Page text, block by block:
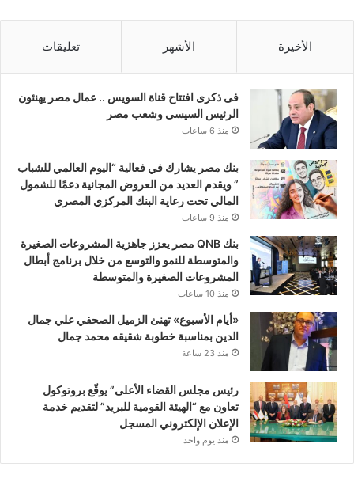
الأخيرة الأشهر تعليقات
فى ذكرى افتتاح قناة السويس .. عمال مصر يهنئون
الرئيس السيسى وشعب مصر
منذ 6 ساعات
بنك مصر يشارك في فعالية “اليوم العالمي للشباب
” ويقدم العديد من العروض المجانية دعمًا للشمول
المالي تحت رعاية البنك المركزي المصري
منذ 9 ساعات
بنك QNB مصر يعزز جاهزية المشروعات الصغيرة
والمتوسطة للنمو والتوسع من خلال برنامج أبطال
المشروعات الصغيرة والمتوسطة
منذ 10 ساعات
«أيام الأسبوع» تهنئ الزميل الصحفي علي جمال
الدين بمناسبة خطوبة شقيقه محمد جمال
منذ 23 ساعة
رئيس مجلس القضاء الأعلى” يوقّع بروتوكول
تعاون مع “الهيئة القومية للبريد” لتقديم خدمة
الإعلان الإلكتروني المسجل
منذ يوم واحد